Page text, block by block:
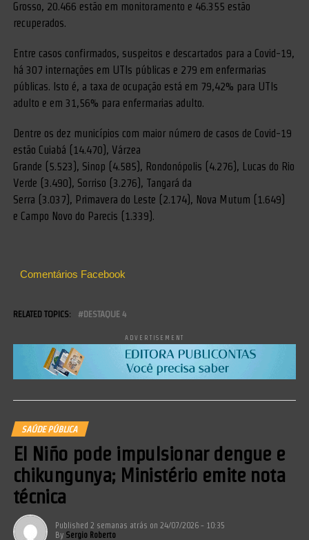
Grosso, 20.466 estão em monitoramento e 46.355 estão
recuperados.
Entre casos confirmados, suspeitos e descartados para a Covid-19,
há 307 internações em UTIs públicas e 279 em enfermarias
públicas. Isto é, a taxa de ocupação está em 79,42% para UTIs
adulto e em 31,56% para enfermarias adulto.
Dentre os dez municípios com maior número de casos de Covid-19
estão Cuiabá (14.470), Várzea
Grande (5.523), Sinop (4.585), Rondonópolis (4.276), Lucas do Rio
Verde (3.490), Sorriso (3.276), Tangará da
Serra (3.037), Primavera do Leste (2.174), Nova Mutum (1.649)
e Campo Novo do Parecis (1.339).
Comentários Facebook
RELATED TOPICS: DESTAQUE 4
ADVERTISEMENT
SAÚDE PÚBLICA
El Niño pode impulsionar dengue e
chikungunya; Ministério emite nota
técnica
Published 2 semanas atrás on 24/07/2026 - 10:35
By Sergio Roberto